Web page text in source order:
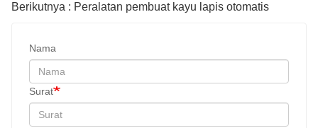
Berikutnya : Peralatan pembuat kayu lapis otomatis
Nama
Surat